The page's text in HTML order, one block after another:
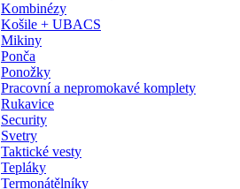
Kombinézy
Košile + UBACS
Mikiny
Ponča
Ponožky
Pracovní a nepromokavé komplety
Rukavice
Security
Svetry
Taktické vesty
Tepláky
Termonátělníky